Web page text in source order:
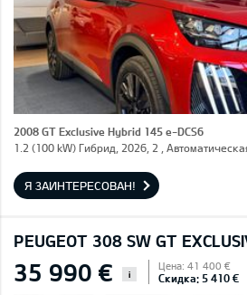
2008 GT Exclusive Hybrid 145 e-DCS6
1.2 (100 kW) Гибрид, 2026, 2 ,
Я ЗАИНТЕРЕСОВАН!
PEUGEOT 308 SW GT
35 990 € i
Цена: 41 400 €
Скидка: 5 410 €